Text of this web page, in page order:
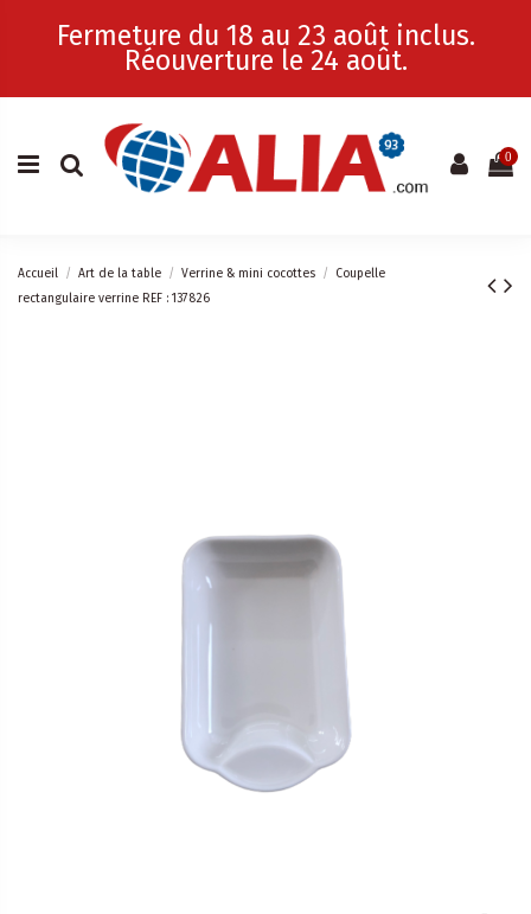
Fermeture du 18 au 23 août inclus.
Réouverture le 24 août.
0
Accueil Art de la table Verrine & mini cocottes
Coupelle
rectangulaire verrine REF : 137826